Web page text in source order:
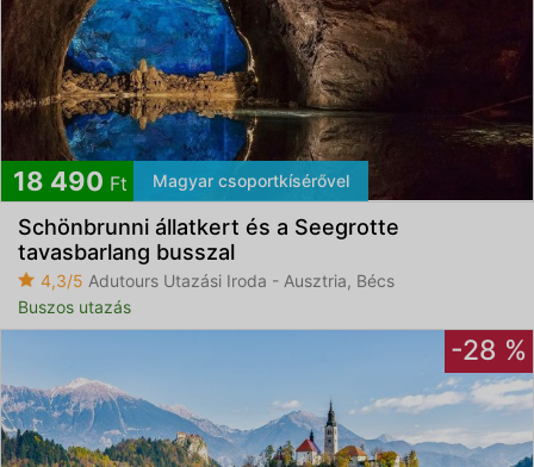
18 490 Ft Magyar csoportkísérővel
Schönbrunni állatkert és a Seegrotte
tavasbarlang busszal
4,3/5 Adutours Utazási Iroda - Ausztria, Bécs
Buszos utazás
-28 %